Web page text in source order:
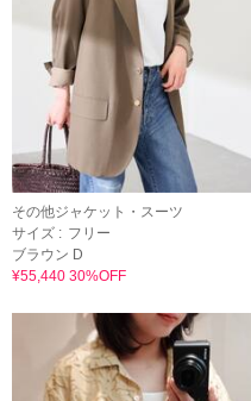
その他ジャケット・スーツ
サイズ : フリー
ブラウン D
¥55,440 30%OFF